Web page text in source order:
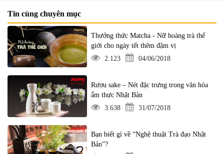
Tin cùng chuyên mục
Thưởng thức Matcha - Nữ hoàng trà thế
giới cho ngày tết thêm đậm vị
2.123
04/06/2018
Rượu sake – Nét đặc trưng trong văn hóa
ẩm thực Nhật Bản
3.638
31/07/2018
Bạn biết gì về “Nghệ thuật Trà đạo Nhật
Bản”?